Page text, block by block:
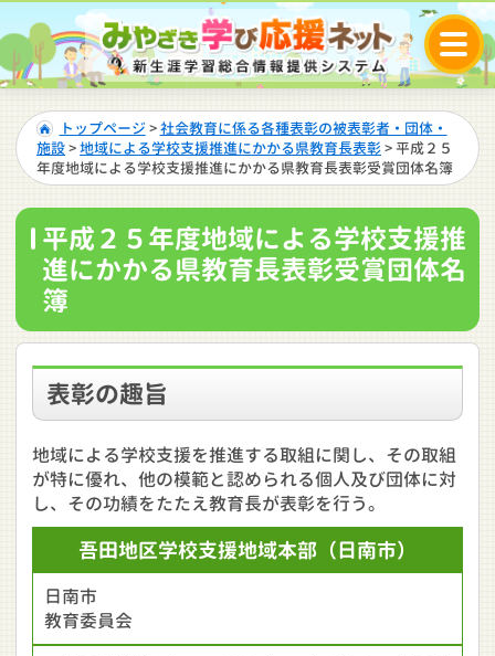
トップページ >社会教育に係る各種表彰の被表彰者・団体・
施設>地域による学校支援推進にかかる県教育長表彰> 平成２５
年度地域による学校支援推進にかかる県教育長表彰受賞団体名簿
平成２５年度地域による学校支援推
進にかかる県教育長表彰受賞団体名
簿
表彰の趣旨
地域による学校支援を推進する取組に関し、その取組
が特に優れ、他の模範と認められる個人及び団体に対
し、その功績をたたえ教育長が表彰を行う。
吾田地区学校支援地域本部 （日南市）
日南市
教育委員会